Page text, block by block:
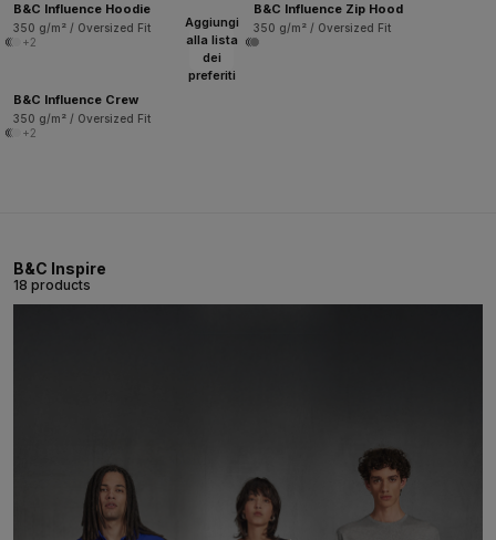
B&C Influence Hoodie
350 g/m² / Oversized Fit
+2
B&C Influence Zip Hood
350 g/m² / Oversized Fit
Aggiungi
alla lista
dei
preferiti
B&C Influence Crew
350 g/m² / Oversized Fit
+2
B&C Inspire
18 products